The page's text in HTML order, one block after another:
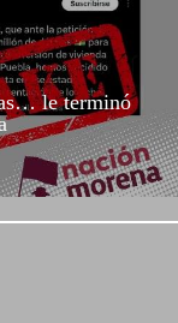
le terminó